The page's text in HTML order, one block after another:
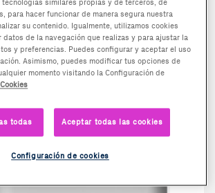
tecnologías similares propias y de terceros, de
para hacer funcionar de manera segura nuestra
su contenido. Igualmente, utilizamos cookies
datos de la navegación que realizas y para ajustar la
y preferencias. Puedes configurar y aceptar el uso
Asimismo, puedes modificar tus opciones de
momento visitando la Configuración de
todas Aceptar todas las cookies
Configuración de cookies